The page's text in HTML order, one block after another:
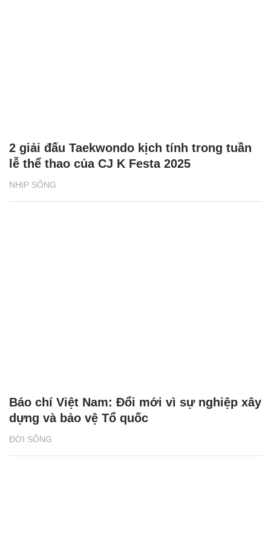
NHỊP SỐNG
2 giải đấu Taekwondo kịch tính trong tuần
lễ thể thao của CJ K Festa 2025
ĐỜI SỐNG
Báo chí Việt Nam: Đổi mới vì sự nghiệp xây
dựng và bảo vệ Tổ quốc